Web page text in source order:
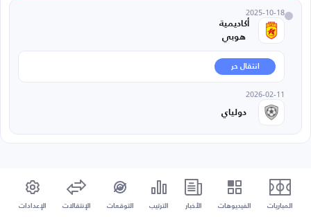
2025-10-18
أكاديمية
هوبي
انتقال حر
2026-02-11
دولياي
المباريات الفيديوهات الأخبار الترتيب التوقعات الإنتقالات الإعدادات